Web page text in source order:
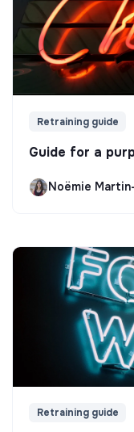
Retraining guide
Guide for a
Noëmie
Retraining guide